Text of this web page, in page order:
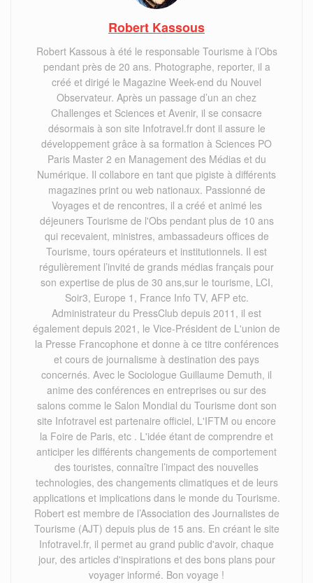
Robert Kassous
Robert Kassous à été le responsable Tourisme à l’Obs
pendant près de 20 ans. Photographe, reporter, il a
créé et dirigé le Magazine Week-end du Nouvel
Observateur. Après un passage d’un an chez
Challenges et Sciences et Avenir, il se consacre
désormais à son site Infotravel.fr dont il assure le
développement grâce à sa formation à Sciences PO
Paris Master 2 en Management des Médias et du
Numérique. Il collabore en tant que pigiste à différents
magazines print ou web nationaux. Passionné de
Voyages et de rencontres, il a créé et animé les
déjeuners Tourisme de l'Obs pendant plus de 10 ans
qui recevaient, ministres, ambassadeurs offices de
Tourisme, tours opérateurs et institutionnels. Il est
régulièrement l’invité de grands médias français pour
son expertise de plus de 30 ans,sur le tourisme, LCI,
Soir3, Europe 1, France Info TV, AFP etc.
Administrateur du PressClub depuis 2011, il est
également depuis 2021, le Vice-Président de L'union de
la Presse Francophone et donne à ce titre conférences
et cours de journalisme à destination des pays
concernés. Avec le Sociologue Guillaume Demuth, il
anime des conférences en entreprises ou sur des
salons comme le Salon Mondial du Tourisme dont son
site Infotravel est partenaire officiel, L'IFTM ou encore
la Foire de Paris, etc . L'idée étant de comprendre et
anticiper les différents changements de comportement
des touristes, connaître l’impact des nouvelles
technologies, des changements climatiques et de leurs
applications et implications dans le monde du Tourisme.
Robert est membre de l’Association des Journalistes de
Tourisme (AJT) depuis plus de 15 ans. En créant le site
Infotravel.fr, il permet au grand public d'avoir, chaque
jour, des articles d'inspirations et des bons plans pour
voyager informé. Bon voyage !